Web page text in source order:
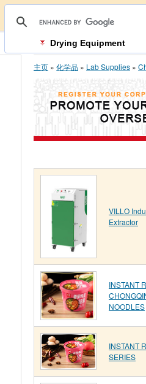
Drying Equipment
主页 » 化学品 » Lab Supplies »
VILLO
Extractor
INSTANT
NOODLES
INSTANT
SERIES